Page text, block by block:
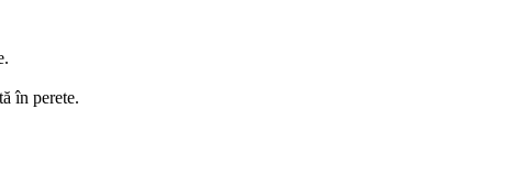
în perete.